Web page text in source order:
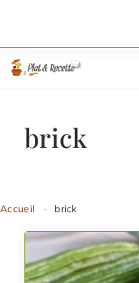
contenu
brick
Accueil - brick